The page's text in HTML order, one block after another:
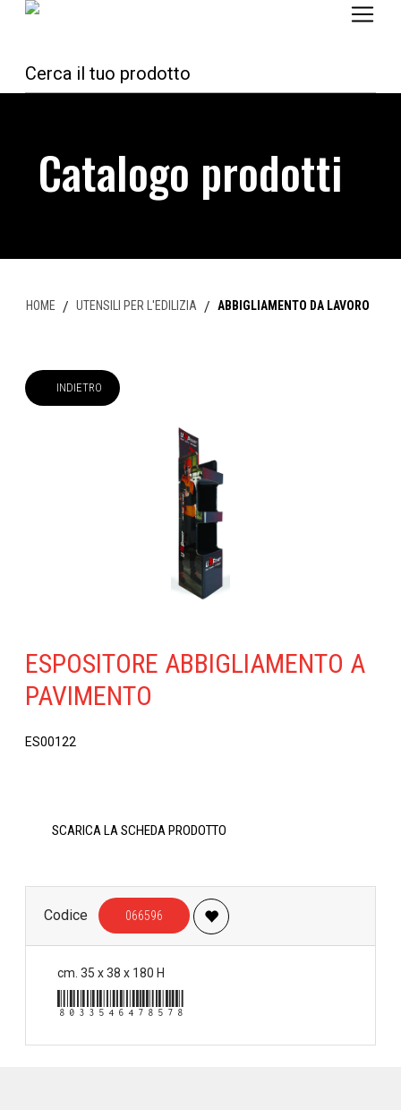
Catalogo prodotti
HOME /UTENSILI PER L'EDILIZIA /ABBIGLIAMENTO DA LAVORO
INDIETRO
ESPOSITORE ABBIGLIAMENTO A
PAVIMENTO
ES00122
SCARICA LA SCHEDA PRODOTTO
Codice 066596
cm. 35 x 38 x 180 H
8033546478578